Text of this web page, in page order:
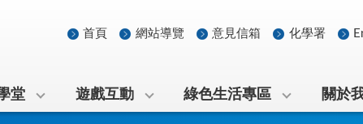
首頁 網站導覽 意見信箱 化學署
堂 遊戲互動 綠色生活專區 關於